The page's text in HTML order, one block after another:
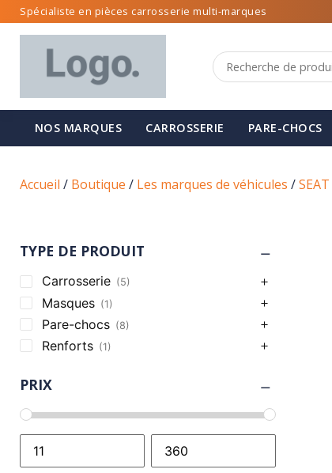
Spécialiste en pièces carrosserie multi-marques
NOS MARQUES CARROSSERIE PARE-CHOCS
Accueil / Boutique / Les marques de véhicules /SEAT
TYPE DE PRODUIT
Carrosserie (5)
Masques (1)
Pare-chocs (8)
Renforts (1)
PRIX